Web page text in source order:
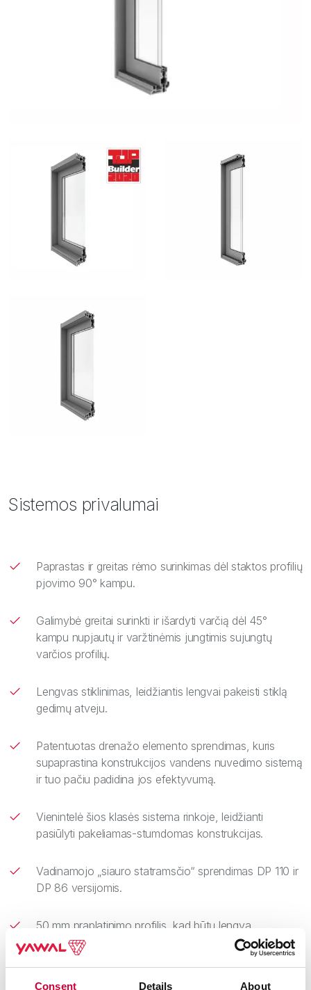
Consent Details About
Sistemos privalumai
Paprastas ir greitas rėmo surinkimas dėl staktos profilių
pjovimo 90° kampu.
Galimybė greitai surinkti ir išardyti varčią dėl 45°
kampu nupjautų ir varžtinėmis jungtimis sujungtų
varčios profilių.
Lengvas stiklinimas, leidžiantis lengvai pakeisti stiklą
gedimų atveju.
Patentuotas drenažo elemento sprendimas, kuris
supaprastina konstrukcijos vandens nuvedimo sistemą
ir tuo pačiu padidina jos efektyvumą.
Vienintelė šios klasės sistema rinkoje, leidžianti
pasiūlyti pakeliamas-stumdomas konstrukcijas.
Vadinamojo „siauro statramsčio“ sprendimas DP 110 ir
DP 86 versijomis.
50 mm praplatinimo profilis, kad būtų lengva
sumontuoti ritinines užuolaidas.
Galimybė sujungti DP Slide konstrukciją su vitrinomis